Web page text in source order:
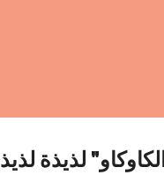
لذيذة